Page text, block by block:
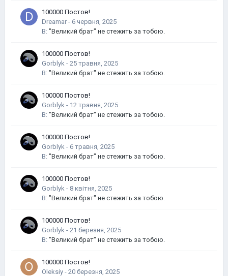
100000 Постов!
Dreamar -
В: "Великий брат" не стежить за тобою.
100000 Постов!
Gorblyk -
В: "Великий брат" не стежить за тобою.
100000 Постов!
Gorblyk -
В: "Великий брат" не стежить за тобою.
100000 Постов!
Gorblyk -
В: "Великий брат" не стежить за тобою.
100000 Постов!
Gorblyk -
В: "Великий брат" не стежить за тобою.
100000 Постов!
Gorblyk -
В: "Великий брат" не стежить за тобою.
100000 Постов!
Oleksiy -